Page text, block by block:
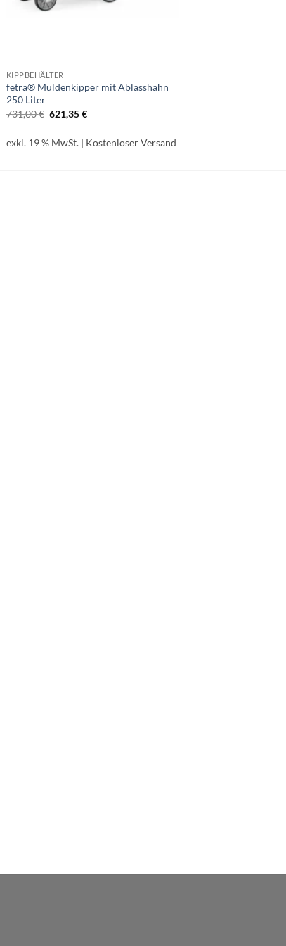
KIPPBEHÄLTER
fetra® Muldenkipper mit Ablasshahn
250 Liter
731,00€ Ursprünglicher
Preis
731,00 €
621,35€Aktueller
621,35 €.
exkl. 19 % MwSt. | Kostenloser Versand